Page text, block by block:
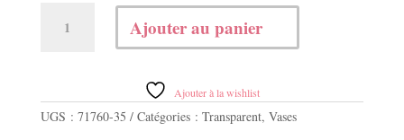
Ajouter au panier
Ajouter à la wishlist
UGS : 71760-35 Catégories : Transparent, Vases